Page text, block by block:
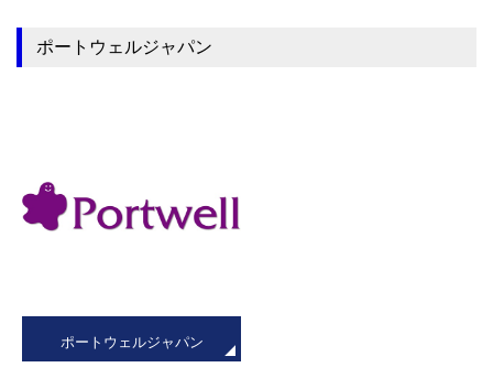
ポートウェルジャパン
ポートウェルジャパン